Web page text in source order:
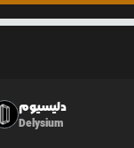
دلیسیوم
Delysium